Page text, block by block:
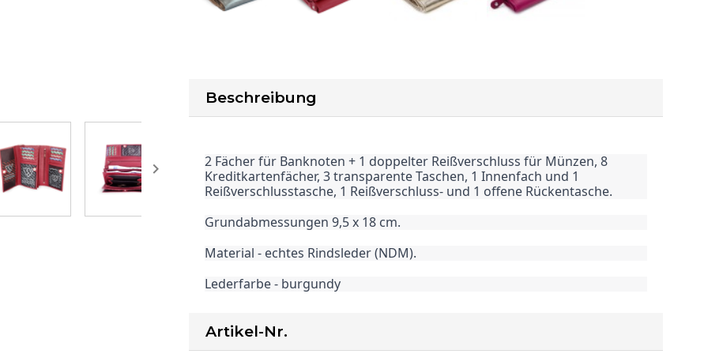

Beschreibung
2 Fächer für Banknoten + 1 doppelter Reißverschluss für Münzen, 8
Kreditkartenfächer, 3 transparente Taschen, 1 Innenfach und 1
Reißverschlusstasche, 1 Reißverschluss- und 1 offene Rückentasche.
Grundabmessungen 9,5 x 18 cm.
Material - echtes Rindsleder (NDM).
Lederfarbe - burgundy
Artikel-Nr.